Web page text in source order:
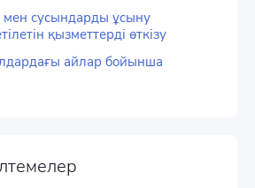
мен сусындарды ұсыну
қызметтерді өткізу
айлар бойынша